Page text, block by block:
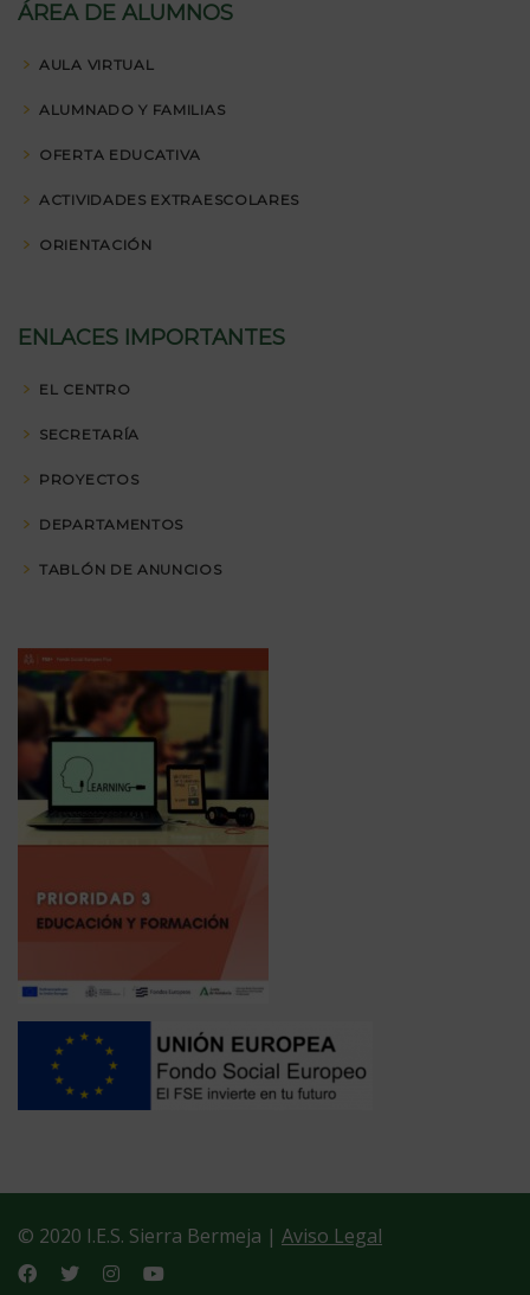
ÁREA DE ALUMNOS
AULA VIRTUAL
ALUMNADO Y FAMILIAS
OFERTA EDUCATIVA
ACTIVIDADES EXTRAESCOLARES
ORIENTACIÓN
ENLACES IMPORTANTES
EL CENTRO
SECRETARÍA
PROYECTOS
DEPARTAMENTOS
TABLÓN DE ANUNCIOS
© 2020 I.E.S. Sierra Bermeja | Aviso Legal